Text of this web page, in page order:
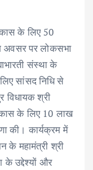
के लिए 50
अवसर पर लोकसभा
संस्था के
सांसद निधि से
विधायक श्री
के लिए 10 लाख
की। कार्यक्रम में
के महामंत्री श्री
के उद्देश्यों और